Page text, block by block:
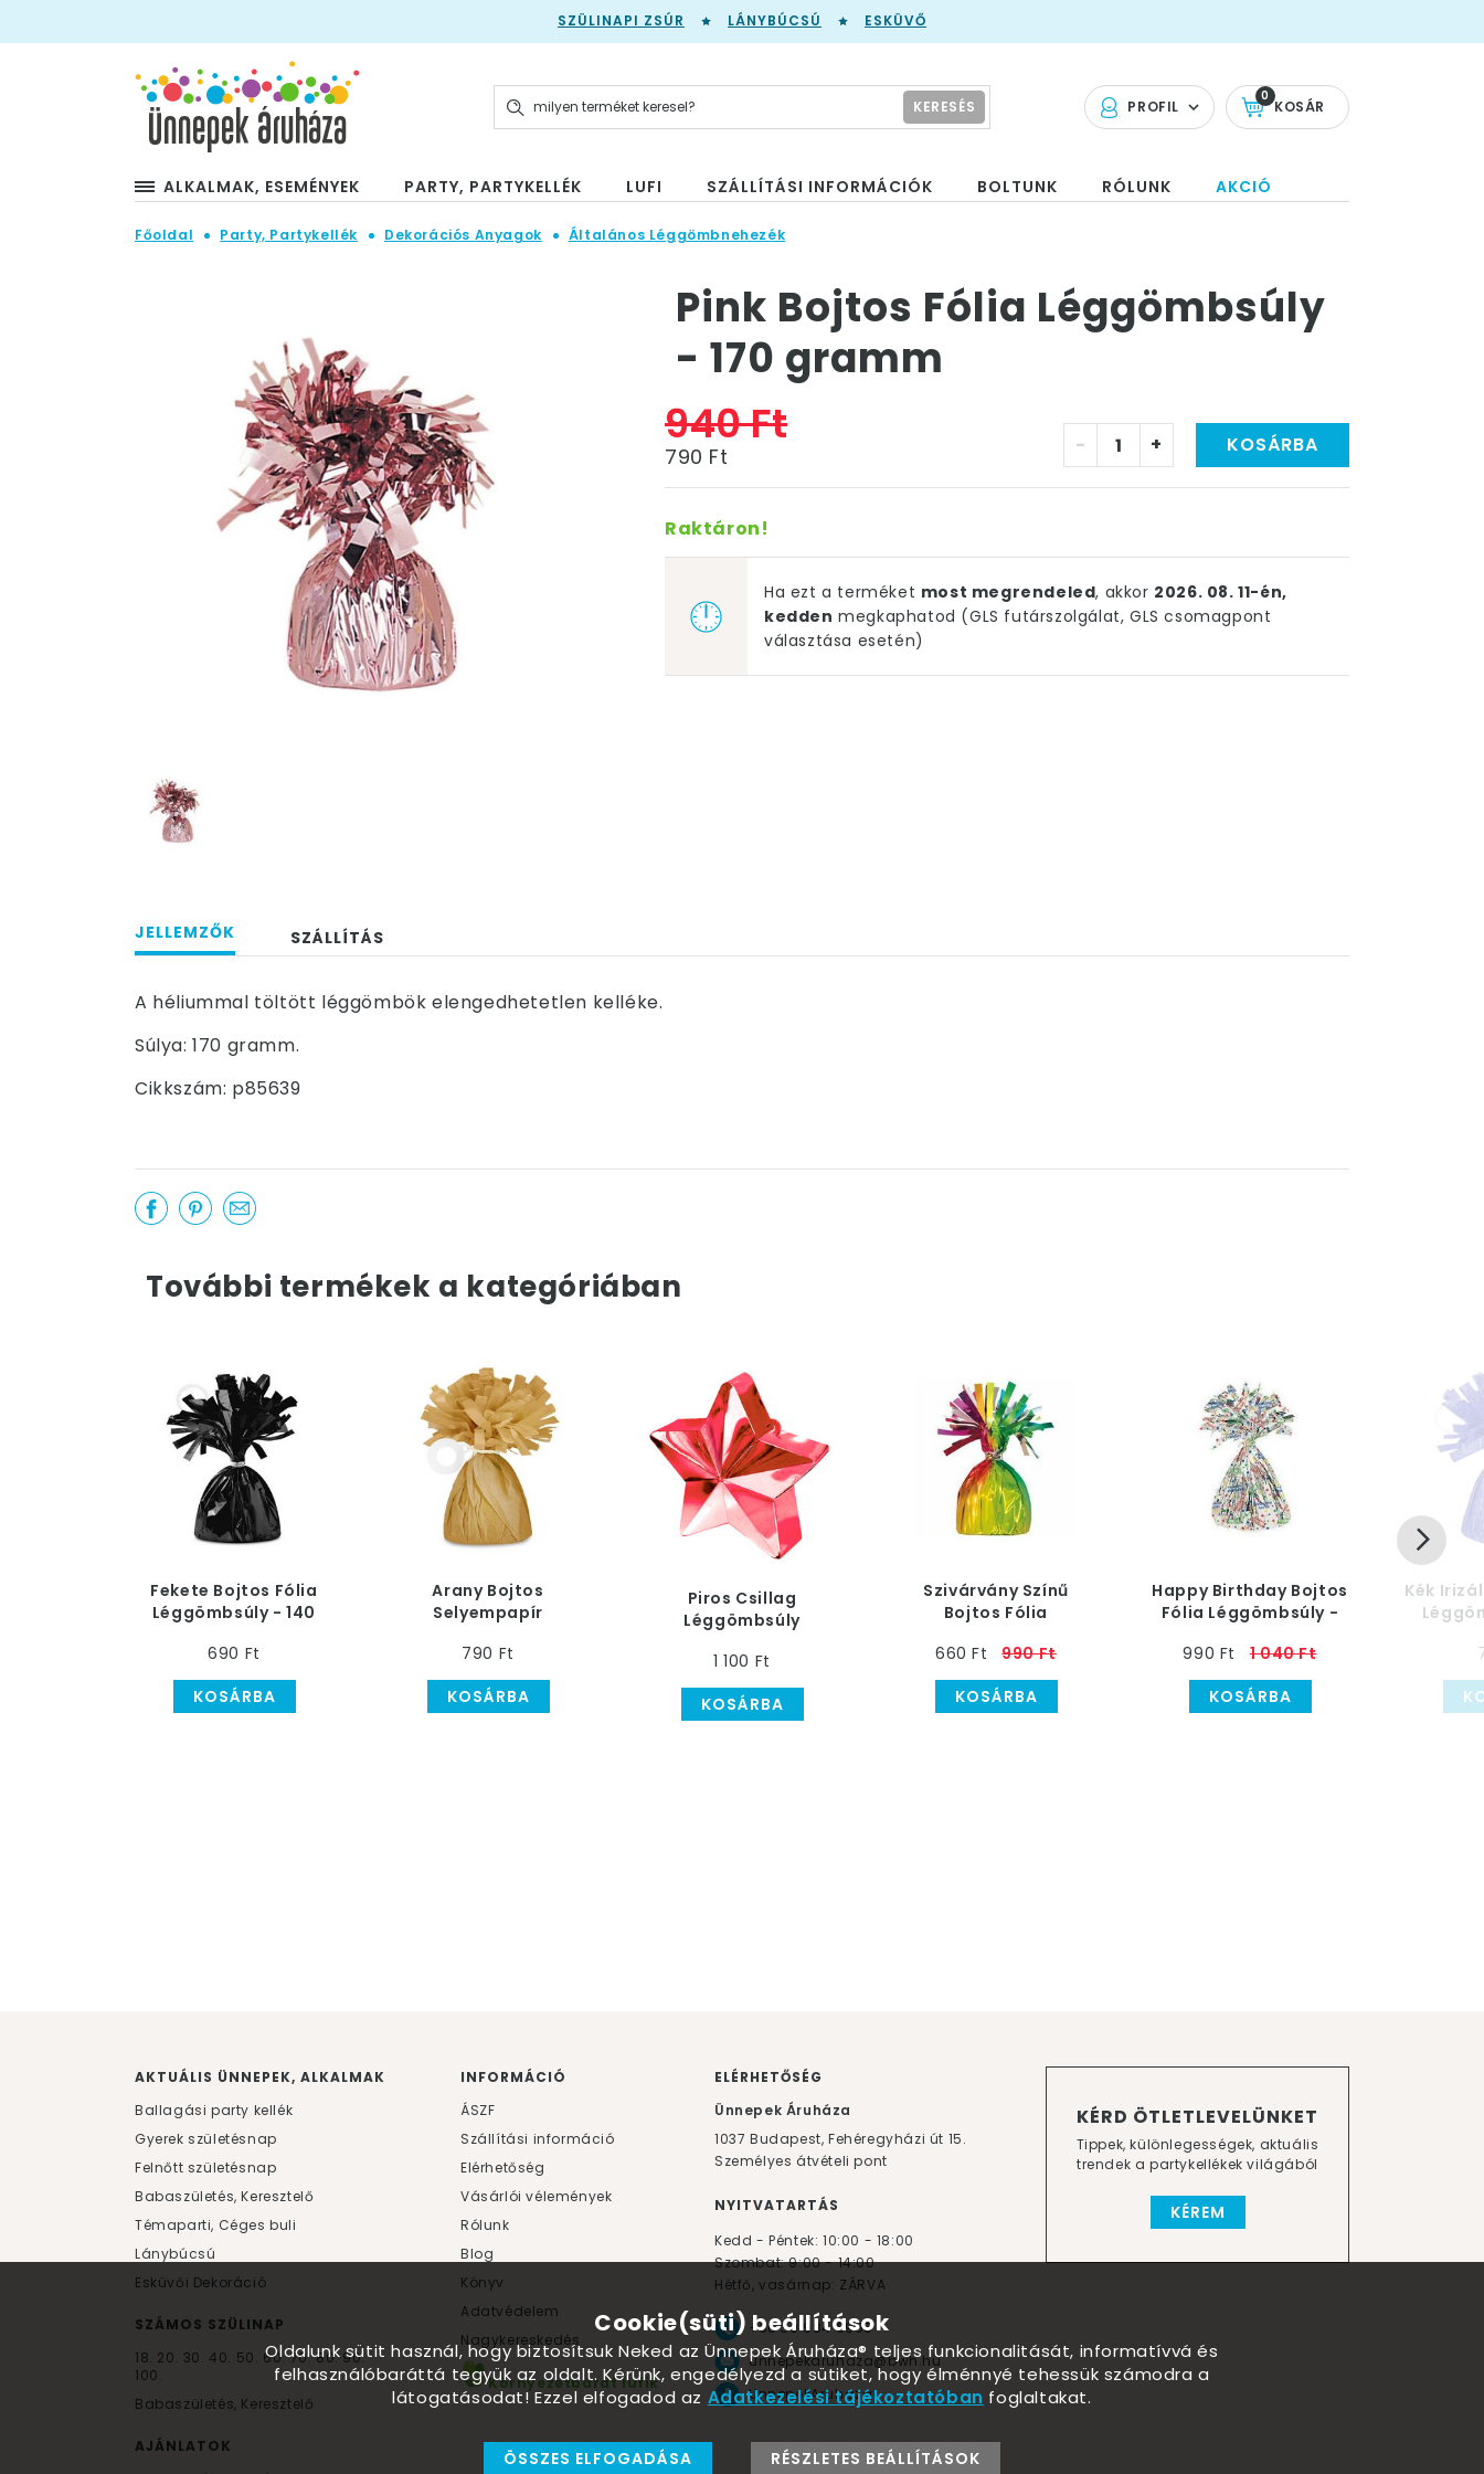
SZÜLINAPI ZSÚR LÁNYBÚCSÚ ESKÜVŐ
PROFIL KOSÁR
0
KERESÉS
ALKALMAK, ESEMÉNYEK PARTY, PARTYKELLÉK LUFI SZÁLLÍTÁSI INFORMÁCIÓK BOLTUNK RÓLUNK AKCIÓ
Főoldal Party, Partykellék Dekorációs Anyagok Általános Léggömbnehezék
Pink Bojtos Fólia Léggömbsúly
- 170 gramm
940 Ft
790 Ft - + KOSÁRBA
Raktáron!
Ha ezt a terméket most megrendeled, akkor 2026. 08. 11-én,
kedden megkaphatod (GLS futárszolgálat, GLS csomagpont
választása esetén)
JELLEMZŐK SZÁLLÍTÁS
A héliummal töltött léggömbök elengedhetetlen kelléke.
Súlya: 170 gramm.
Cikkszám: p85639
További termékek a kategóriában
Fekete Bojtos Fólia
Léggömbsúly - 140
690 Ft
KOSÁRBA
Arany Bojtos
Selyempapír
gramm
790 Ft
KOSÁRBA
Piros Csillag
Léggömbsúly
1 100 Ft
KOSÁRBA
Szivárvány Színű
Bojtos Fólia
gramm
660 Ft
990 Ft
KOSÁRBA
Happy Birthday Bojtos
Fólia Léggömbsúly -
990 Ft
1 040 Ft
KOSÁRBA
Kék
KÉRD ÖTLETLEVELÜNKET
Tippek, különlegességek, aktuális
trendek a partykellékek világából
KÉREM
AKTUÁLIS ÜNNEPEK, ALKALMAK
Ballagási party kellék
Gyerek születésnap
Felnőtt születésnap
Babaszületés, Keresztelő
Témaparti, Céges buli
Lánybúcsú
Esküvői Dekoráció
SZÁMOS SZÜLINAP
18. 20. 30. 40. 50. 60.70.80.90.
100.
Babaszületés, Keresztelő
AJÁNLATOK
INFORMÁCIÓ
ÁSZF
Szállítási információ
Elérhetőség
Vásárlói vélemények
Rólunk
Blog
Könyv
Adatvédelem
Nagykereskedés
Környezetbarát lufik
ELÉRHETŐSÉG
Ünnepek Áruháza
1037 Budapest, Fehéregyházi út 15.
Személyes átvételi pont
NYITVATARTÁS
Kedd - Péntek: 10:00 - 18:00
Szombat: 9:00 - 14:00
Hétfő, vasárnap: ZÁRVA
+36 30 984 6955
unnepekaruhaza@bwh.hu
UnnepekAruhaza
Cookie(süti) beállítások
Oldalunk sütit használ, hogy biztosítsuk Neked az Ünnepek Áruháza® teljes funkcionalitását, informatívvá és
felhasználóbaráttá tegyük az oldalt. Kérünk, engedélyezd a sütiket, hogy élménnyé tehessük számodra a
látogatásodat! Ezzel elfogadod az Adatkezelési tájékoztatóban foglaltakat.
ÖSSZES ELFOGADÁSA RÉSZLETES BEÁLLÍTÁSOK